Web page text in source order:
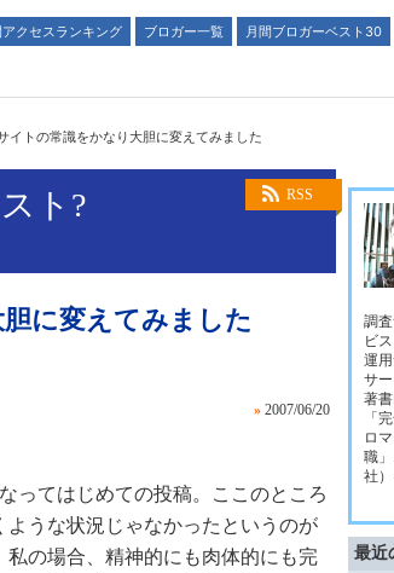
アクセスランキング ブロガー一覧
月間ブロガーベスト30
イトの常識をかなり大胆に変えてみました
RSS
ト?
に変えてみました
» 2007/06/20
ってはじめての投稿。ここのところ
うな状況じゃなかったというのが
の場合、精神的にも肉体的にも完
調
ビ
運
サー
著
「
ロ
職
社
最近